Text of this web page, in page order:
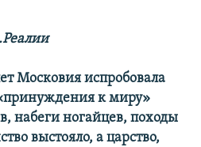
Московия испробовала
к миру»
набеги ногайцев, походы
выстояло, а царство,